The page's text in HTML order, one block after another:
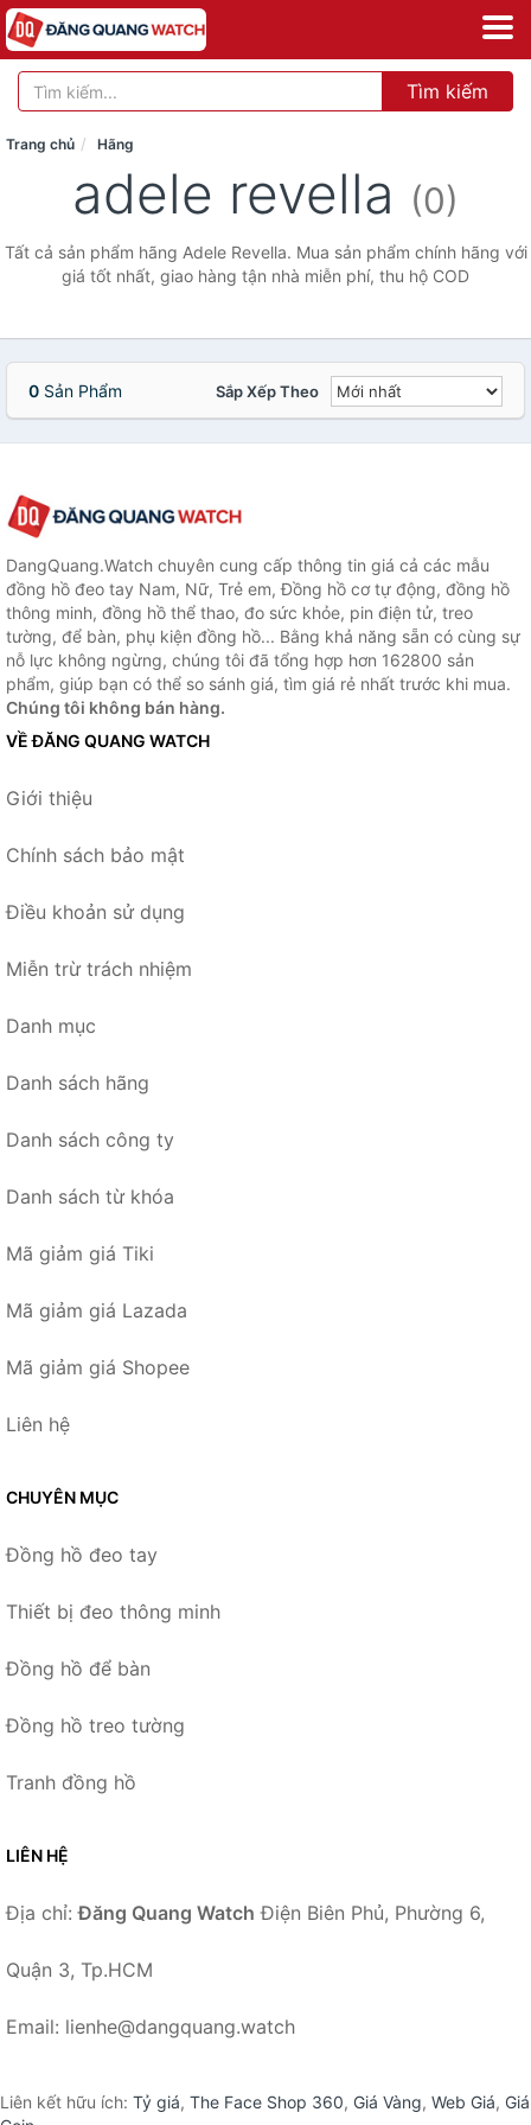
Tìm kiếm
Trang chủ Hãng
adele revella (0)
Tất cả sản phẩm hãng Adele Revella. Mua sản phẩm chính hãng với
giá tốt nhất, giao hàng tận nhà miễn phí, thu hộ COD
0 Sản Phẩm Sắp Xếp Theo
DangQuang.Watch chuyên cung cấp thông tin giá cả các mẫu
đồng hồ đeo tay Nam, Nữ, Trẻ em, Đồng hồ cơ tự động, đồng hồ
thông minh, đồng hồ thể thao, đo sức khỏe, pin điện tử, treo
tường, để bàn, phụ kiện đồng hồ... Bằng khả năng sẵn có cùng sự
nỗ lực không ngừng, chúng tôi đã tổng hợp hơn 162800 sản
phẩm, giúp bạn có thể so sánh giá, tìm giá rẻ nhất trước khi mua.
Chúng tôi không bán hàng.
VỀ ĐĂNG QUANG WATCH
Giới thiệu
Chính sách bảo mật
Điều khoản sử dụng
Miễn trừ trách nhiệm
Danh mục
Danh sách hãng
Danh sách công ty
Danh sách từ khóa
Mã giảm giá Tiki
Mã giảm giá Lazada
Mã giảm giá Shopee
Liên hệ
CHUYÊN MỤC
Đồng hồ đeo tay
Thiết bị đeo thông minh
Đồng hồ để bàn
Đồng hồ treo tường
Tranh đồng hồ
LIÊN HỆ
Địa chỉ:Đăng Quang Watch Điện Biên Phủ, Phường 6,
Quận 3, Tp.HCM
Email: lienhe@dangquang.watch
Liên kết hữu ích: Tỷ giá, The Face Shop 360, Giá Vàng, Web Giá, Giá